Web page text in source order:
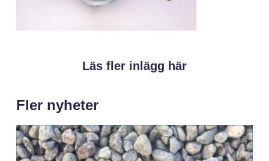
Läs fler inlägg här
Fler nyheter